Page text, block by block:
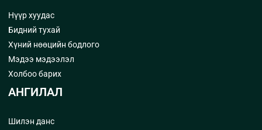
Нүүр хуудас
Бидний тухай
Хүний нөөцийн бодлого
Мэдээ мэдээлэл
Холбоо барих
АНГИЛАЛ
Шилэн данс